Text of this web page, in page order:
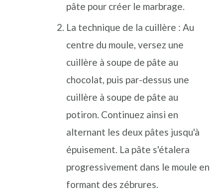
pâte pour créer le marbrage.
La technique de la cuillère : Au
centre du moule, versez une
cuillère à soupe de pâte au
chocolat, puis par-dessus une
cuillère à soupe de pâte au
potiron. Continuez ainsi en
alternant les deux pâtes jusqu'à
épuisement. La pâte s'étalera
progressivement dans le moule en
formant des zébrures.